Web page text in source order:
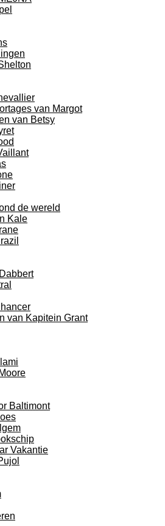
van Margot
van Betsy
de wereld
Kale
van Kapitein Grant
Baltimont
Vakantie